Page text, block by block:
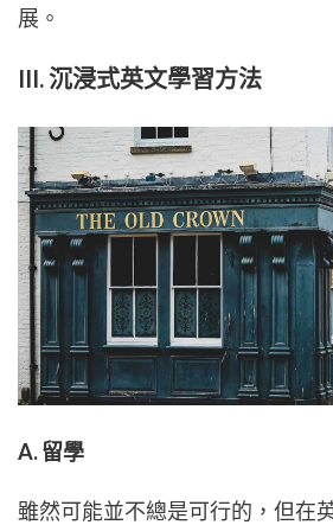
展。
III. 沉浸式英文學習方法
A. 留學
雖然可能並不總是可行的，但在